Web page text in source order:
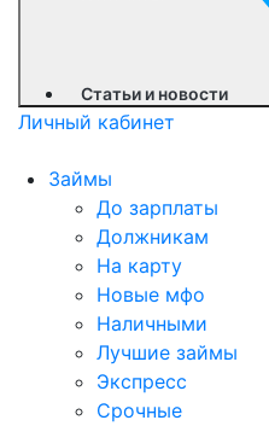
Личный кабинет
Статьи и новости
Займы
До зарплаты
Должникам
На карту
Новые мфо
Наличными
Лучшие займы
Экспресс
Срочные